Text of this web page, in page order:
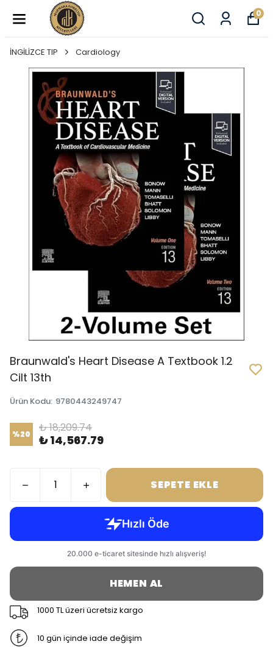
0
İNGİLİZCE TIP Cardiology
Braunwald's Heart Disease A Textbook 1.2
Cilt 13th
Ürün Kodu: 9780443249747
%20 ₺ 18,209.74
₺ 14,567.79
SEPETE EKLE
HEMEN AL
1000 TL üzeri ücretsiz kargo
10 gün içinde iade değişim